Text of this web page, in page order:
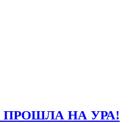
ПРОШЛА НА УРА!